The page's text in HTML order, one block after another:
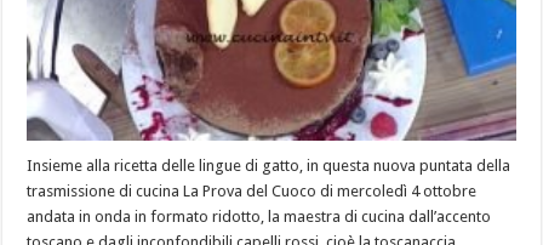
Insieme alla ricetta delle lingue di gatto, in questa nuova puntata della
trasmissione di cucina La Prova del Cuoco di mercoledì 4 ottobre
andata in onda in formato ridotto, la maestra di cucina dall’accento